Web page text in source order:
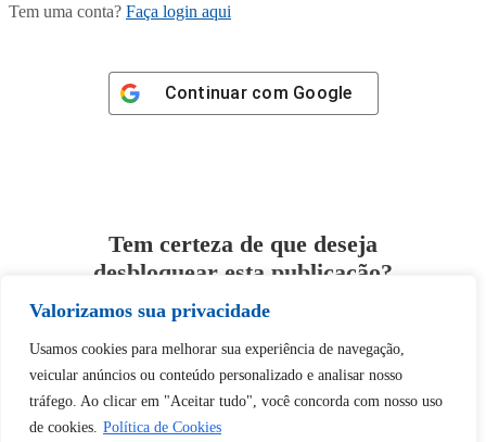
Valorizamos sua privacidade
Usamos cookies para melhorar sua experiência de navegação,
veicular anúncios ou conteúdo personalizado e analisar nosso
tráfego. Ao clicar em "Aceitar tudo", você concorda com nosso uso
de cookies. Política de Cookies
Tem uma conta? Faça login aqui
Continuar com Google
Tem certeza de que deseja
desbloquear esta publicação?
Sim Não